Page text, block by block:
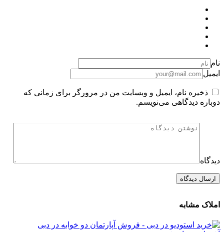
نام
ایمیل
ذخیره نام، ایمیل و وبسایت من در مرورگر برای زمانی که
دوباره دیدگاهی می‌نویسم.
دیدگاه
املاک مشابه